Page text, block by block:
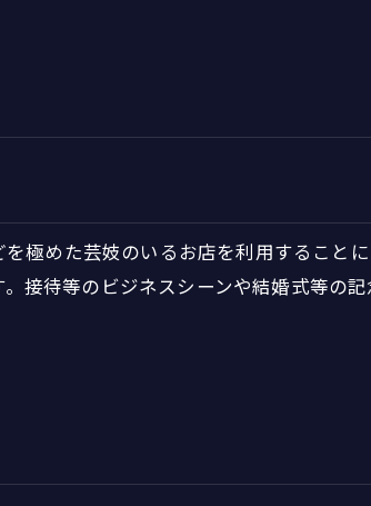
極めた芸妓のいるお店を利用すること
接待等のビジネスシーンや結婚式等の